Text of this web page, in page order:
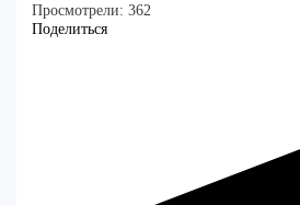
Просмотрели: 362
Поделиться